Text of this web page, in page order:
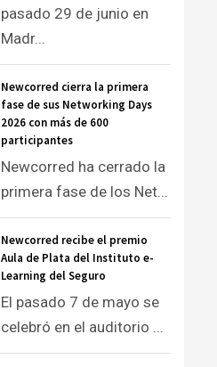
pasado 29 de junio en
Madr...
Newcorred cierra la primera
fase de sus Networking Days
2026 con más de 600
participantes
Newcorred ha cerrado la
primera fase de los Net...
Newcorred recibe el premio
Aula de Plata del Instituto e-
Learning del Seguro
El pasado 7 de mayo se
celebró en el auditorio ...